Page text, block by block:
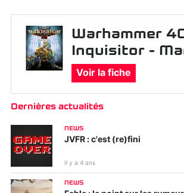
Warhammer
Inquisitor -
Voir la fiche
Dernières actualités
NEWS
JVFR : c'est (re)fini
Il y a 4 ans
NEWS